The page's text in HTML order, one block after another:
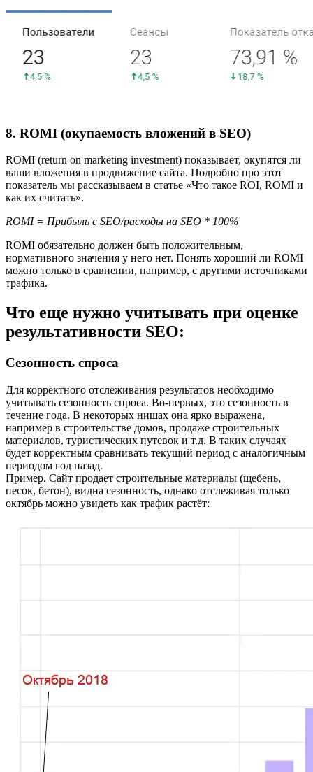
8. ROMI (окупаемость вложений в SEO)
ROMI (return on marketing investment) показывает, окупятся ли
ваши вложения в продвижение сайта. Подробно про этот
показатель мы рассказываем в статье «Что такое ROI, ROMI и
как их считать».
ROMI = Прибыль с SEO/расходы на SEO * 100%
ROMI обязательно должен быть положительным,
нормативного значения у него нет. Понять хороший ли ROMI
можно только в сравнении, например, с другими источниками
трафика.
Что еще нужно учитывать при оценке
результативности SEO:
Сезонность спроса
Для корректного отслеживания результатов необходимо
учитывать сезонность спроса. Во-первых, это сезонность в
течение года. В некоторых нишах она ярко выражена,
например в строительстве домов, продаже строительных
материалов, туристических путевок и т.д. В таких случаях
будет корректным сравнивать текущий период с аналогичным
периодом год назад.
Пример. Сайт продает строительные материалы (щебень,
песок, бетон), видна сезонность, однако отслеживая только
октябрь можно увидеть как трафик растёт: